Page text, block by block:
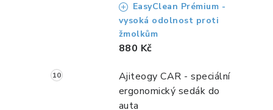
EasyClean Prémium -
vysoká odolnost proti
žmolkům
880 Kč
Ajiteogy CAR - speciální
ergonomický sedák do
auta